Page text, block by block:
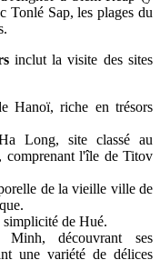
Tonlé Sap, les plages du
inclut la visite des sites
Hanoï, riche en trésors
Long, site classé au
l'île de Titov
de la vieille ville de
simplicité de Hué.
découvrant ses
une variété de délices